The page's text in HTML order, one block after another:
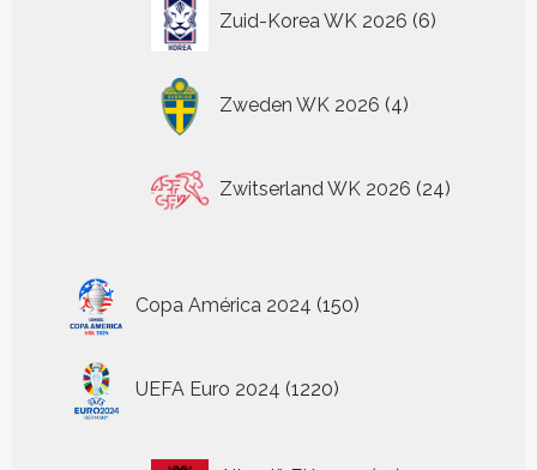
Zuid-Korea WK 2026 6
producten
Zweden WK 2026 4
producten
Zwitserland WK 2026 24
producten
Copa América 2024 150
producten
UEFA Euro 2024 1220
producten